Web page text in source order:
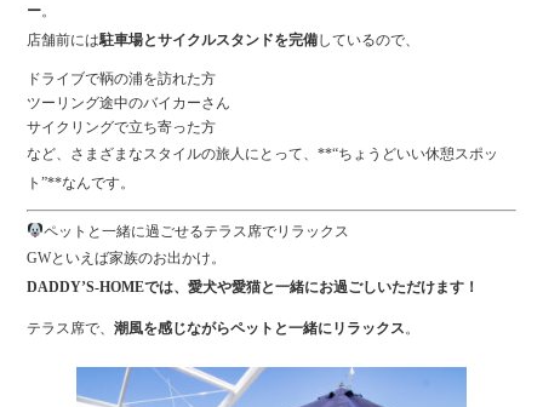
ー。
店舗前には駐車場とサイクルスタンドを完備しているので、
ドライブで鞆の浦を訪れた方
ツーリング途中のバイカーさん
サイクリングで立ち寄った方
など、さまざまなスタイルの旅人にとって、**“ちょうどいい休憩スポッ
ト”**なんです。
ペットと一緒に過ごせるテラス席でリラックス
GWといえば家族のお出かけ。
DADDY’S-HOMEでは、愛犬や愛猫と一緒にお過ごしいただけます！
テラス席で、潮風を感じながらペットと一緒にリラックス。